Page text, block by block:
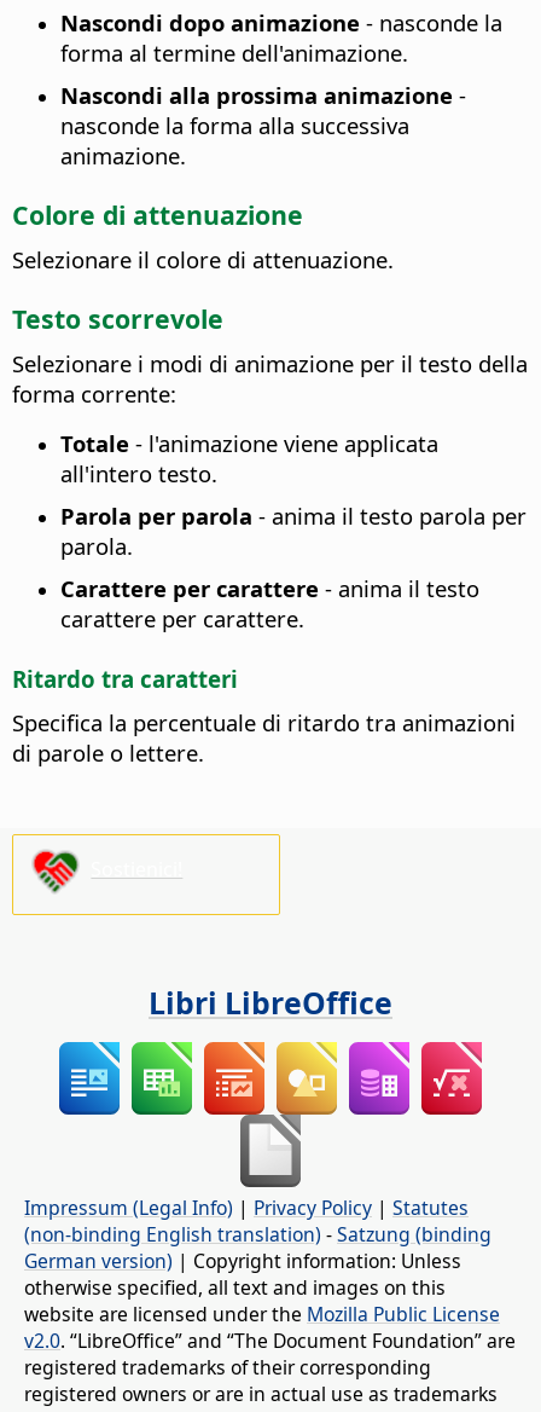
Nascondi dopo animazione - nasconde la
forma al termine dell'animazione.
Nascondi alla prossima animazione -
nasconde la forma alla successiva
animazione.
Colore di attenuazione
Selezionare il colore di attenuazione.
Testo scorrevole
Selezionare i modi di animazione per il testo della
forma corrente:
Totale - l'animazione viene applicata
all'intero testo.
Parola per parola - anima il testo parola per
parola.
Carattere per carattere - anima il testo
carattere per carattere.
Ritardo tra caratteri
Specifica la percentuale di ritardo tra animazioni
di parole o lettere.
Libri LibreOffice
Impressum (Legal Info) | Privacy Policy | Statutes
(non-binding English translation) -Satzung (binding
German version) | Copyright information: Unless
otherwise specified, all text and images on this
website are licensed under the Mozilla Public License
v2.0. “LibreOffice” and “The Document Foundation” are
registered trademarks of their corresponding
registered owners or are in actual use as trademarks